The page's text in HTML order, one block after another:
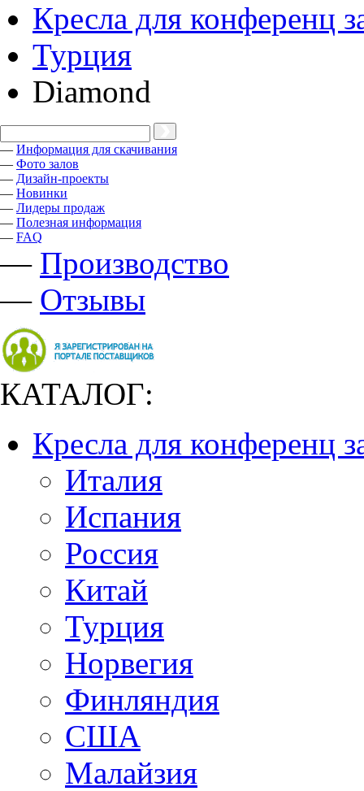
Кресла для конференц
Турция
Diamond
— Информация для скачивания
— Фото залов
— Дизайн-проекты
— Новинки
— Лидеры продаж
— Полезная информация
— FAQ
— Производство
— Отзывы
КАТАЛОГ:
Кресла для конференц
Италия
Испания
Россия
Китай
Турция
Норвегия
Финляндия
США
Малайзия